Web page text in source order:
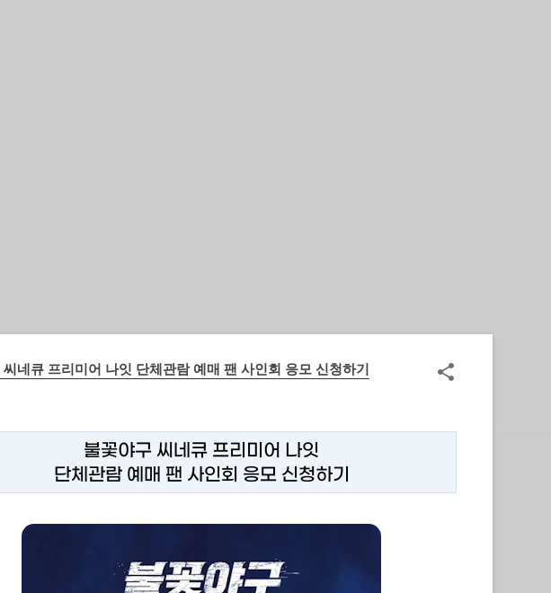
네큐 프리미어 나잇 단체관람 예매 팬 사인회 응모 신청하기
불꽃야구 씨네큐 프리미어 나잇
단체관람 예매 팬 사인회 응모 신청하기